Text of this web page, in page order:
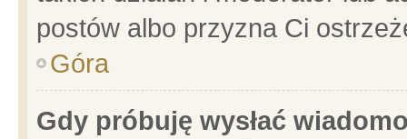
postów albo przyzna Ci
Góra
Gdy próbuję wysłać